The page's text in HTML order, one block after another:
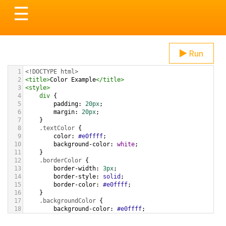
Toggle
navigation
☰
Run
1 <!DOCTYPE html>
2
<title>Color Example</title>
3 <style>
4
div {
5
padding: 20px;
6
margin: 20px;
7
}
8
.textColor {
9
color: #e0ffff;
10
background-color: white;
11
}
12
.borderColor {
13
border-width: 3px;
14
border-style: solid ;
15
border-color: #e0ffff;
16
}
17
.backgroundColor {
18
background-color: #e0ffff;